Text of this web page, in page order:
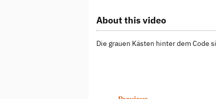
About this video
Die grauen Kästen hinter dem Code